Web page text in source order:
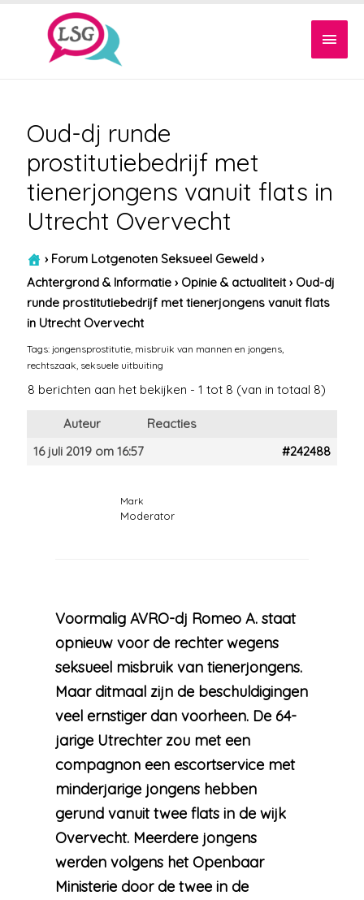
Oud-dj runde
prostitutiebedrijf met
tienerjongens vanuit flats in
Utrecht Overvecht
› Forum Lotgenoten Seksueel Geweld ›
Achtergrond & Informatie › Opinie & actualiteit › Oud-dj
runde prostitutiebedrijf met tienerjongens vanuit flats
in Utrecht Overvecht
Tags: jongensprostitutie misbruik van mannen en jongens
rechtszaak seksuele uitbuiting
8 berichten aan het bekijken - 1 tot 8 (van in totaal 8)
Auteur
Reacties
16 juli 2019 om 16:57
#242488
Mark
Moderator
Voormalig AVRO-dj Romeo A. staat
opnieuw voor de rechter wegens
seksueel misbruik van tienerjongens.
Maar ditmaal zijn de beschuldigingen
veel ernstiger dan voorheen. De 64-
jarige Utrechter zou met een
compagnon een escortservice met
minderjarige jongens hebben
gerund vanuit twee flats in de wijk
Overvecht. Meerdere jongens
werden volgens het Openbaar
Ministerie door de twee in de